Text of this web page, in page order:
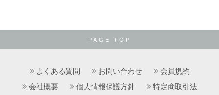
PAGE TOP
よくある質問 お問い合わせ
会員規約
会社概要
個人情報保護方針 特定商取引法